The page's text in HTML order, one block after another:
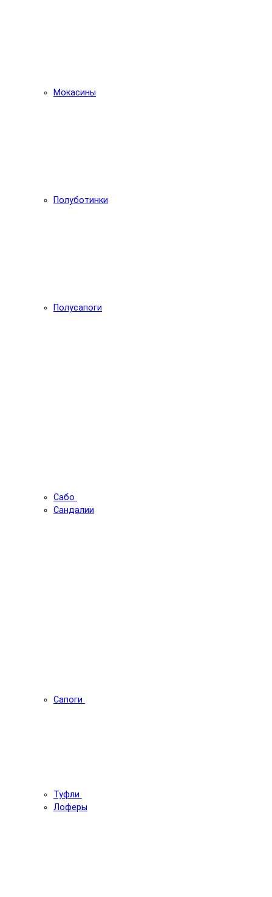
Мокасины
Полуботинки
Полусапоги
Сабо
Сандалии
Сапоги
Туфли
Лоферы